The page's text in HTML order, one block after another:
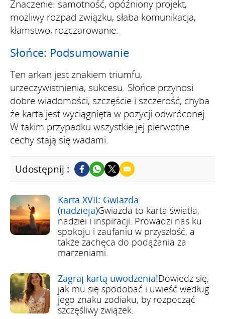
Znaczenie: samotność, opóźniony projekt,
możliwy rozpad związku, słaba komunikacja,
kłamstwo, rozczarowanie.
Słońce: Podsumowanie
Ten arkan jest znakiem triumfu,
urzeczywistnienia, sukcesu. Słońce przynosi
dobre wiadomości, szczęście i szczerość, chyba
że karta jest wyciągnięta w pozycji odwróconej.
W takim przypadku wszystkie jej pierwotne
cechy stają się wadami.
Udostępnij :
Karta XVII: Gwiazda
(nadzieja)Gwiazda to karta światła,
nadziei i inspiracji. Prowadzi nas ku
spokoju i zaufaniu w przyszłość, a
także zachęca do podążania za
marzeniami.
Zagraj kartą uwodzenia!Dowiedz się,
jak mu się spodobać i uwieść według
jego znaku zodiaku, by rozpocząć
szczęśliwy związek.